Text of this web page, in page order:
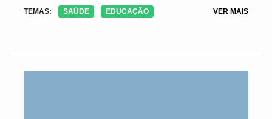
próximas do corpo para segurar o brinquedo pode diminuir o tempo
comunicação, participação nas atividades de escola, contato visual
TEMAS: SAÚDE EDUCAÇÃO VER MAIS